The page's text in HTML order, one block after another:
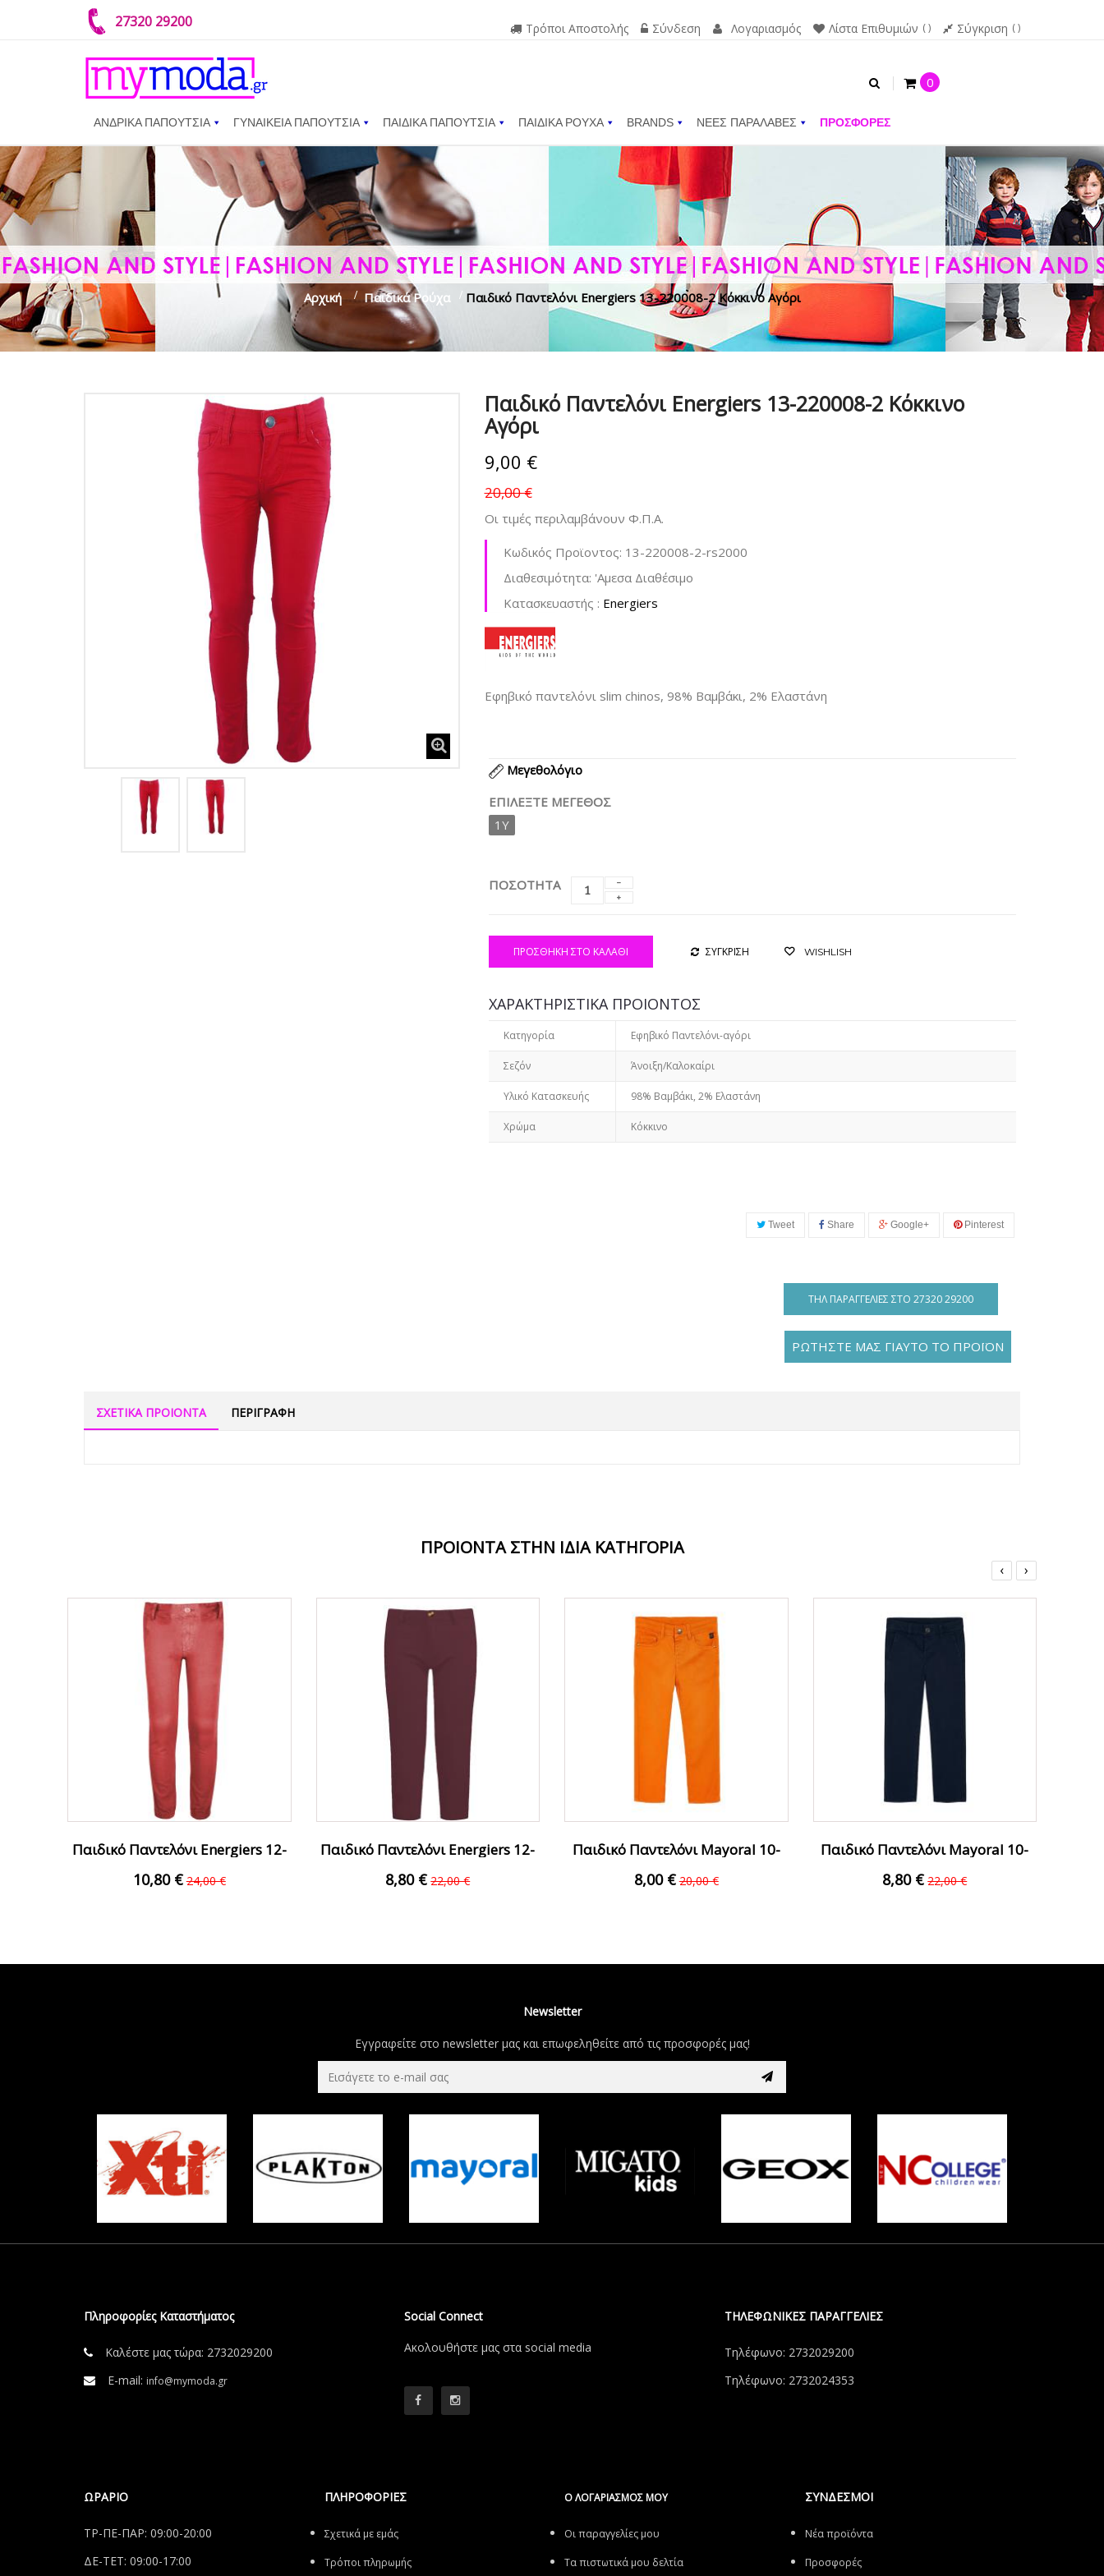
27320 29200 Τρόποι Αποστολής Σύνδεση Λογαριασμός Λίστα Επιθυμιών Σύγκριση
0
ΑΝΔΡΙΚΑ ΠΑΠΟΥΤΣΙΑ ΓΥΝΑΙΚΕΙΑ ΠΑΠΟΥΤΣΙΑ ΠΑΙΔΙΚΑ ΠΑΠΟΥΤΣΙΑ ΠΑΙΔΙΚΑ ΡΟΥΧΑ BRANDS ΝΕΕΣ ΠΑΡΑΛΑΒΕΣ ΠΡΟΣΦΟΡΕΣ
Αρχική > Παιδικά Ρούχα > Παιδικό Παντελόνι Energiers 13-220008-2 Κόκκινο Αγόρι
Παιδικό Παντελόνι Energiers 13-220008-2 Κόκκινο
Αγόρι
9,00 €
20,00 €
Οι τιμές περιλαμβάνουν Φ.Π.Α.
Κωδικός Προϊοντος: 13-220008-2-rs2000
Διαθεσιμότητα: 'Aμεσα Διαθέσιμο
Kατασκευαστής : Energiers
Εφηβικό παντελόνι slim chinos, 98% Βαμβάκι, 2% Ελαστάνη
Μεγεθολόγιο
ΕΠΙΛΈΞΤΕ ΜΈΓΕΘΟΣ
1Y
ΠΟΣΟΤΗΤΑ
ΠΡΟΣΘΉΚΗ ΣΤΟ ΚΑΛΆΘΙ ΣΥΓΚΡΙΣΗ WISHLISH
ΧΑΡΑΚΤΗΡΙΣΤΙΚΑ ΠΡΟΙΟΝΤΟΣ
Κατηγορία Εφηβικό Παντελόνι-αγόρι
Σεζόν Άνοιξη/Καλοκαίρι
Υλικό Κατασκευής 98% Βαμβάκι, 2% Ελαστάνη
Χρώμα Κόκκινο
Tweet Share Google+ Pinterest
ΤΗΛ ΠΑΡΑΓΓΕΛΊΕΣ ΣΤΟ 27320 29200
ΡΩΤΗΣΤΕ ΜΑΣ ΓΙΑΥΤΟ ΤΟ ΠΡΟΪΟΝ
ΣΧΕΤΙΚΑ ΠΡΟΙΟΝΤΑ ΠΕΡΙΓΡΑΦΗ
ΠΡΟΙΟΝΤΑ ΣΤΗΝ ΙΔΙΑ ΚΑΤΗΓΟΡΙΑ
‹ ›
Παιδικό Παντελόνι Energiers 12-
10,80 € 24,00 €
Παιδικό Παντελόνι Energiers 12-
8,80 € 22,00 €
Παιδικό Παντελόνι Mayoral 10-
8,00 € 20,00 €
Παιδικό Παντελόνι Mayoral 10-
8,80 € 22,00 €
Newsletter
Εγγραφείτε στο newsletter μας και επωφεληθείτε από τις προσφορές μας!
Πληροφορίες Καταστήματος
Καλέστε μας τώρα: 2732029200
E-mail: info@mymoda.gr
Social Connect
Aκολουθήστε μας στα social media
ΤΗΛΕΦΩΝΙΚΕΣ ΠΑΡΑΓΓΕΛΙΕΣ
Τηλέφωνο: 2732029200
Τηλέφωνο: 2732024353
ΩΡΑΡΙΟ
ΤΡ-ΠΕ-ΠΑΡ: 09:00-20:00
ΔΕ-ΤΕΤ: 09:00-17:00
ΠΛΗΡΟΦΟΡΙΕΣ
Σχετικά με εμάς
Tρόποι πληρωμής
Ο ΛΟΓΑΡΙΑΣΜΌΣ ΜΟΥ
Οι παραγγελίες μου
Τα πιστωτικά μου δελτία
ΣΥΝΔΕΣΜΟΙ
Νέα προϊόντα
Προσφορές